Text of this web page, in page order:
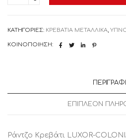
ΚΑΤΗΓΟΡΊΕΣ: ΚΡΕΒΑΤΙΑ ΜΕΤΑΛΛΙΚΑ,
ΚΟΙΝΟΠΟΊΗΣΗ:
ΕΠΙΠΛΈΟΝ
Ράντζο Κρεβάτι LUXOR-